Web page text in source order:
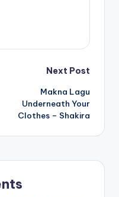
Next Post
Makna Lagu
Underneath Your
Clothes – Shakira